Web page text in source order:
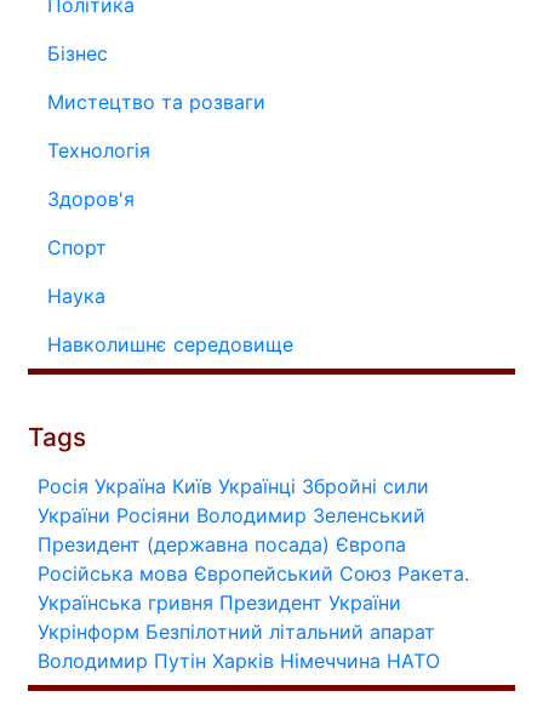
Бізнес
Мистецтво та розваги
Технологія
Здоров'я
Спорт
Наука
Навколишнє середовище
Tags
Росія Україна Київ Українці Збройні сили
України Росіяни Володимир Зеленський
Президент (державна посада) Європа
Російська мова Європейський Союз Ракета.
Українська гривня Президент України
Укрінформ Безпілотний літальний апарат
Володимир Путін Харків Німеччина НАТО